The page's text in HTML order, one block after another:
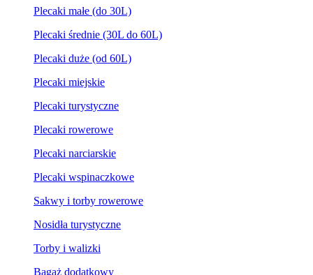
Plecaki małe (do 30L)
Plecaki średnie (30L do 60L)
Plecaki duże (od 60L)
Plecaki miejskie
Plecaki turystyczne
Plecaki rowerowe
Plecaki narciarskie
Plecaki wspinaczkowe
Sakwy i torby rowerowe
Nosidła turystyczne
Torby i walizki
Bagaż dodatkowy